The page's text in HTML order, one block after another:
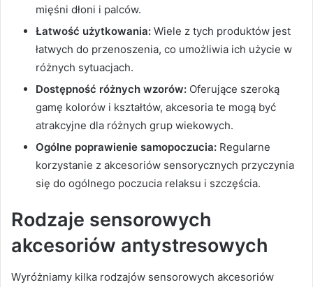
mięśni dłoni i palców.
Łatwość użytkowania: Wiele z tych produktów jest
łatwych do przenoszenia, co umożliwia ich użycie w
różnych sytuacjach.
Dostępność różnych wzorów: Oferujące szeroką
gamę kolorów i kształtów, akcesoria te mogą być
atrakcyjne dla różnych grup wiekowych.
Ogólne poprawienie samopoczucia: Regularne
korzystanie z akcesoriów sensorycznych przyczynia
się do ogólnego poczucia relaksu i szczęścia.
Rodzaje sensorowych
akcesoriów antystresowych
Wyróżniamy kilka rodzajów sensorowych akcesoriów